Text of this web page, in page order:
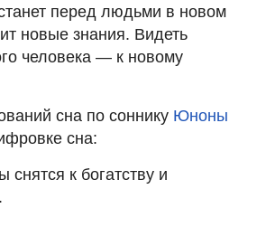
перед людьми в новом
новые знания. Видеть
человека — к новому
сна по соннику Юноны
сна:
к богатству и